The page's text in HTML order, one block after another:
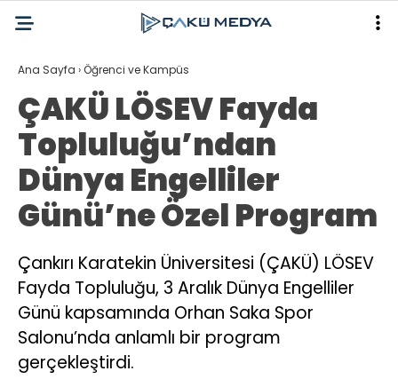
Ana Sayfa ›Öğrenci ve Kampüs
ÇAKÜ LÖSEV Fayda
Topluluğu’ndan
Dünya Engelliler
Günü’ne Özel Program
Çankırı Karatekin Üniversitesi (ÇAKÜ) LÖSEV
Fayda Topluluğu, 3 Aralık Dünya Engelliler
Günü kapsamında Orhan Saka Spor
Salonu’nda anlamlı bir program
gerçekleştirdi.